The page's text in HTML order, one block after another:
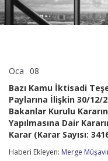
Oca 08
İktisadi
Alınacak
Hasılat
Paylarına
İlişkin
30/12/2005
Bazı Kamu İktisadi
Paylarına İlişkin 30/12/
Bakanlar Kurulu
Yapılmasına Dair
Karar (Karar Sayısı:
Haberi Ekleyen: Merge